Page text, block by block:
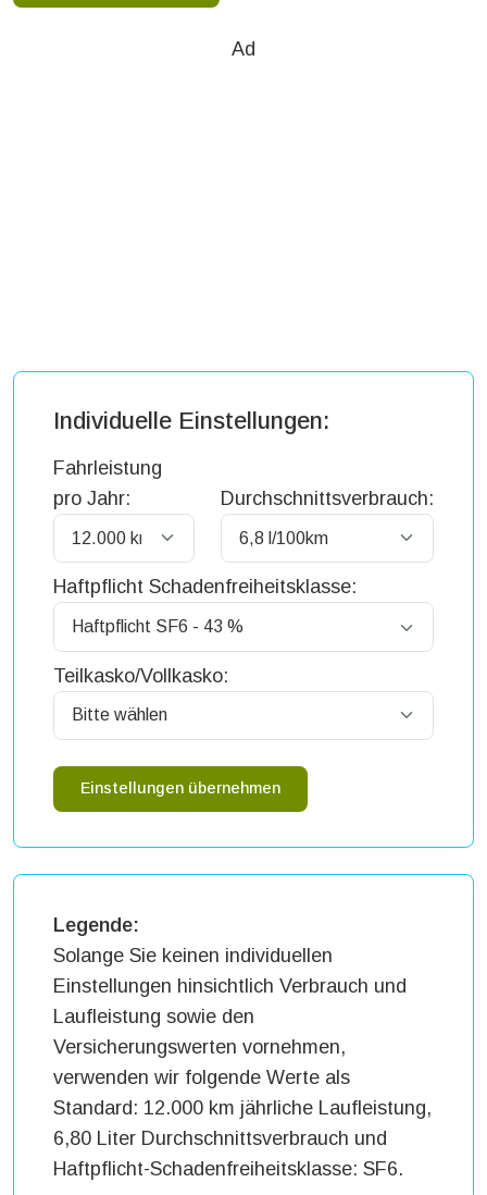
Ad
Individuelle Einstellungen:
Fahrleistung
pro Jahr:
Durchschnittsverbrauch:
Haftpflicht Schadenfreiheitsklasse:
Teilkasko/Vollkasko:
Einstellungen übernehmen
Legende:
Solange Sie keinen individuellen
Einstellungen hinsichtlich Verbrauch und
Laufleistung sowie den
Versicherungswerten vornehmen,
verwenden wir folgende Werte als
Standard: 12.000 km jährliche Laufleistung,
6,80 Liter Durchschnittsverbrauch und
Haftpflicht-Schadenfreiheitsklasse: SF6.